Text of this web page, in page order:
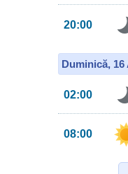
20:00
Duminică,
02:00
08:00